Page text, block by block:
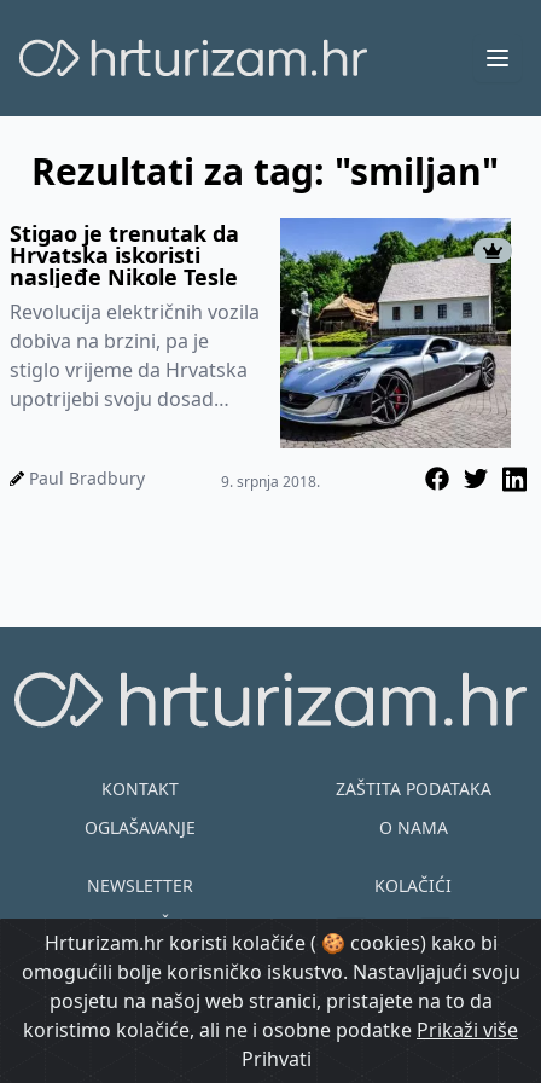
Rezultati za tag: "smiljan"
Stigao je trenutak da
Hrvatska iskoristi
nasljeđe Nikole Tesle
Revolucija električnih vozila
dobiva na brzini, pa je
stiglo vrijeme da Hrvatska
upotrijebi svoju dosad
Paul Bradbury 9. srpnja 2018.
Hrturizam.hr koristi kolačiće ( 🍪 cookies) kako bi
omogućili bolje korisničko iskustvo. Nastavljajući svoju
posjetu na našoj web stranici, pristajete na to da
koristimo kolačiće, ali ne i osobne podatke Prikaži više
Prihvati
KONTAKT
OGLAŠAVANJE
ZAŠTITA PODATAKA
O NAMA
NEWSLETTER
UVJETI KORIŠTENJA
KOLAČIĆI
EN HR
© Copyright
2015.-2026.
@ Created by
Morgan Code
Prijavi se